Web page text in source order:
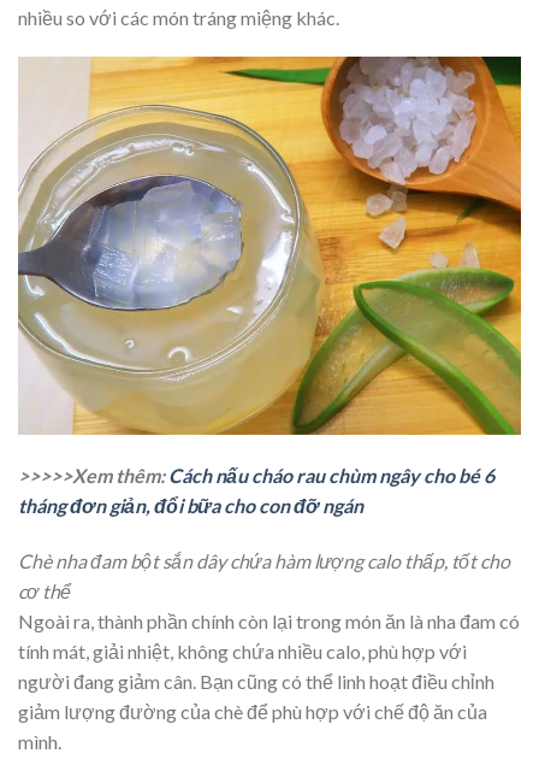
nhiều so với các món tráng miệng khác.
>>>>>Xem thêm:Cách nấu cháo rau chùm ngây cho bé 6
tháng đơn giản, đổi bữa cho con đỡ ngán
Chè nha đam bột sắn dây chứa hàm lượng calo thấp, tốt cho
cơ thể
Ngoài ra, thành phần chính còn lại trong món ăn là nha đam có
tính mát, giải nhiệt, không chứa nhiều calo, phù hợp với
người đang giảm cân. Bạn cũng có thể linh hoạt điều chỉnh
giảm lượng đường của chè để phù hợp với chế độ ăn của
mình.